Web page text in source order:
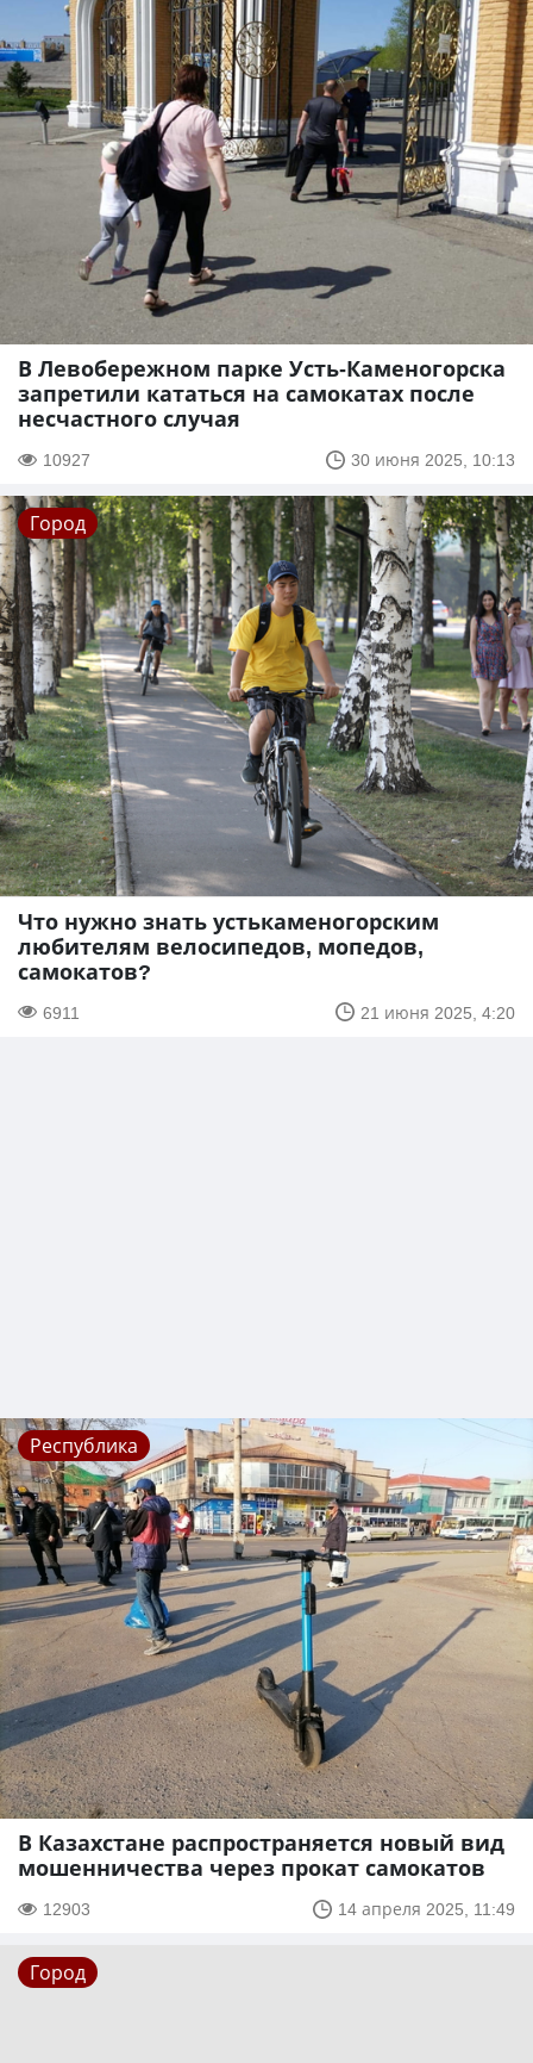
В Левобережном парке Усть-Каменогорска
запретили кататься на самокатах после
несчастного случая
10927 30 июня 2025, 10:13
Город
Что нужно знать устькаменогорским
любителям велосипедов, мопедов,
самокатов?
6911 21 июня 2025, 4:20
Республика
В Казахстане распространяется новый вид
мошенничества через прокат самокатов
12903 14 апреля 2025, 11:49
Город